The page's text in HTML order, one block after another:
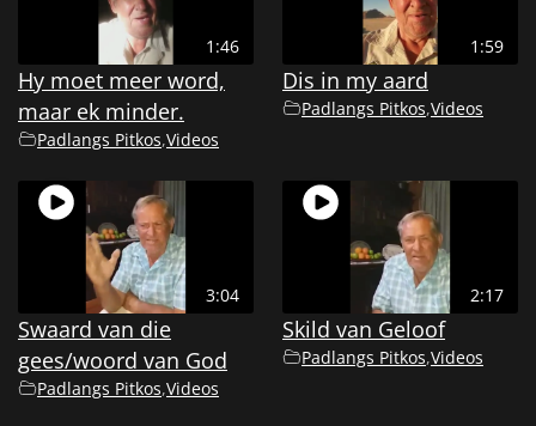
1:46
Hy moet meer word,
maar ek minder.
Padlangs Pitkos,Videos
1:59
Dis in my aard
Padlangs Pitkos,Videos
3:04
Swaard van die
gees/woord van God
Padlangs Pitkos,Videos
2:17
Skild van Geloof
Padlangs Pitkos,Videos